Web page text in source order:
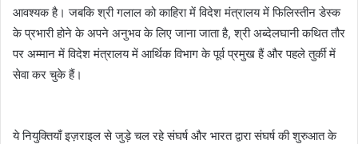
आवश्यक है। जबकि श्री गलाल को काहिरा में विदेश मंत्रालय में फिलिस्तीन डेस्क
के प्रभारी होने के अपने अनुभव के लिए जाना जाता है, श्री अब्देलघानी कथित तौर
पर अम्मान में विदेश मंत्रालय में आर्थिक विभाग के पूर्व प्रमुख हैं और पहले तुर्की में
सेवा कर चुके हैं।
ये नियुक्तियाँ इज़राइल से जुड़े चल रहे संघर्ष और भारत द्वारा संघर्ष की शुरुआत के